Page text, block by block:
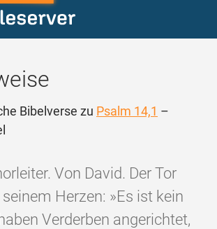
Bibelverse zu Psalm 14,1 –
Von David. Der Tor
Herzen: »Es ist kein
Verderben angerichtet,